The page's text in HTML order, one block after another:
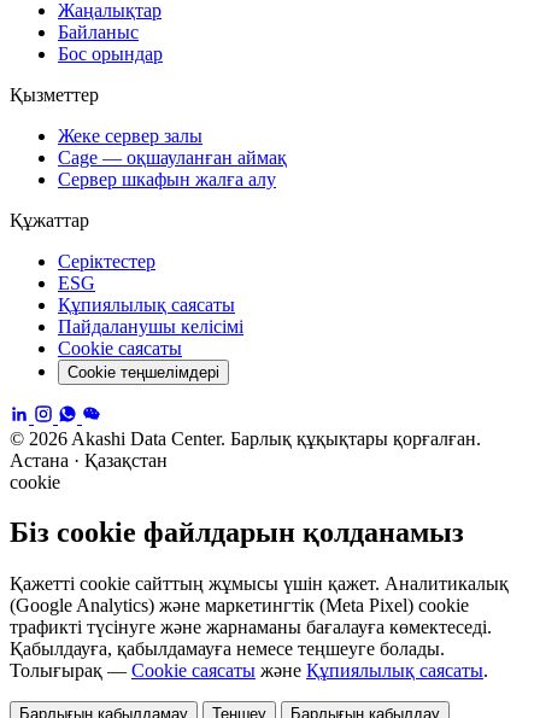
Жаңалықтар
Байланыс
Бос орындар
Қызметтер
Жеке сервер залы
Cage — оқшауланған аймақ
Сервер шкафын жалға алу
Құжаттар
Серіктестер
ESG
Құпиялылық саясаты
Пайдаланушы келісімі
Cookie саясаты
Cookie теңшелімдері
© 2026 Akashi Data Center. Барлық құқықтары қорғалған.
Астана · Қазақстан
cookie
Біз cookie файлдарын қолданамыз
Қажетті cookie сайттың жұмысы үшін қажет. Аналитикалық
(Google Analytics) және маркетингтік (Meta Pixel) cookie
трафикті түсінуге және жарнаманы бағалауға көмектеседі.
Қабылдауға, қабылдамауға немесе теңшеуге болады.
Толығырақ — Cookie саясаты және Құпиялылық саясаты.
Барлығын қабылдамау Теңшеу Барлығын қабылдау